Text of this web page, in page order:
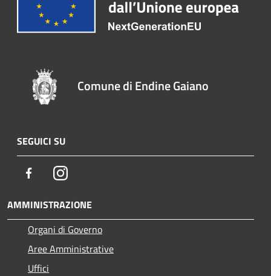
Comune di Endine Gaiano
SEGUICI SU
FacebookInstagram
AMMINISTRAZIONE
Organi di Governo
Aree Amministrative
Uffici